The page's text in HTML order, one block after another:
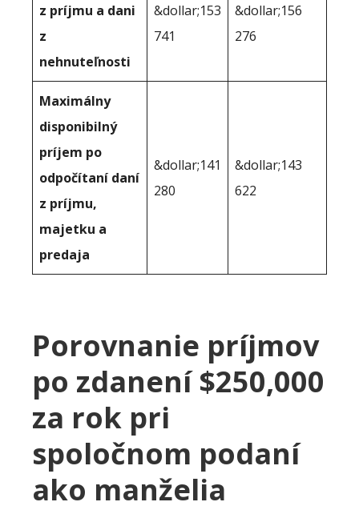
z príjmu a dani
z
nehnuteľnosti
&dollar;153
741
&dollar;156
276
Maximálny
disponibilný
príjem po
odpočítaní daní
z príjmu,
majetku a
predaja
&dollar;141
280
&dollar;143
622
Porovnanie príjmov
po zdanení $250,000
za rok pri
spoločnom podaní
ako manželia